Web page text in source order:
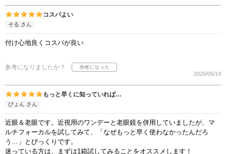
コスパよい
そる さん
付け心地良くコスパが良い
参考になりましたか？
2026/05/14
もっと早くに知っていれば…
ぴょん さん
近眼＆老眼です。近視用のワンデーと老眼鏡を併用していましたが、マ
ルチフォーカルを試してみて、「なぜもっと早く使わなかったんだろ
う…」とびっくりです。
迷っている方は、まずは1箱試してみることをオススメします！